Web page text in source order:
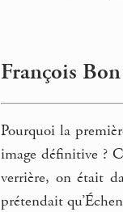
François
Pourquoi la
image définitive ?
verrière, on était
prétendait